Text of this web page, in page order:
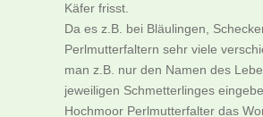
Käfer frisst.
Da es z.B. bei Bläulingen,
Perlmutterfaltern sehr viele
man z.B. nur den Namen des
jeweiligen Schmetterlinges
Hochmoor Perlmutterfalter das